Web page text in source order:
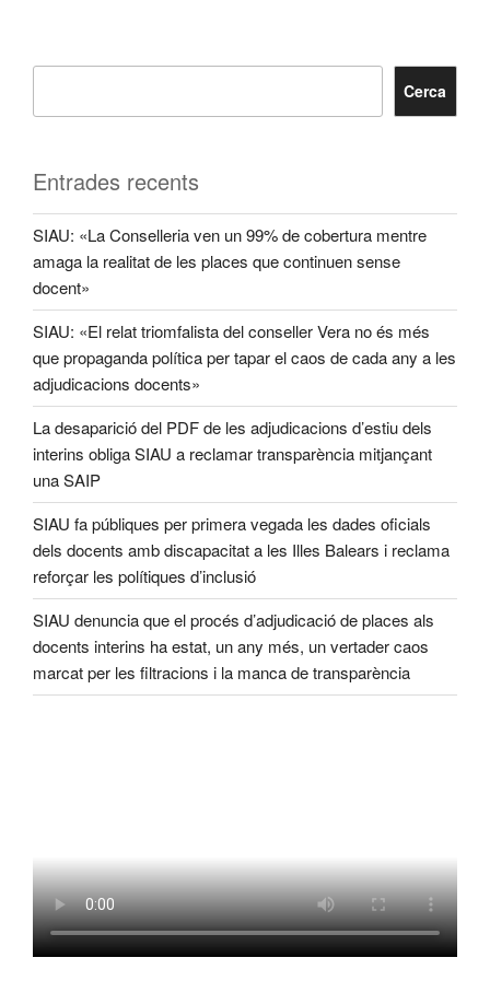
Cerca
Entrades recents
SIAU: «La Conselleria ven un 99% de cobertura mentre
amaga la realitat de les places que continuen sense
docent»
SIAU: «El relat triomfalista del conseller Vera no és més
que propaganda política per tapar el caos de cada any a les
adjudicacions docents»
La desaparició del PDF de les adjudicacions d’estiu dels
interins obliga SIAU a reclamar transparència mitjançant
una SAIP
SIAU fa públiques per primera vegada les dades oficials
dels docents amb discapacitat a les Illes Balears i reclama
reforçar les polítiques d’inclusió
SIAU denuncia que el procés d’adjudicació de places als
docents interins ha estat, un any més, un vertader caos
marcat per les filtracions i la manca de transparència